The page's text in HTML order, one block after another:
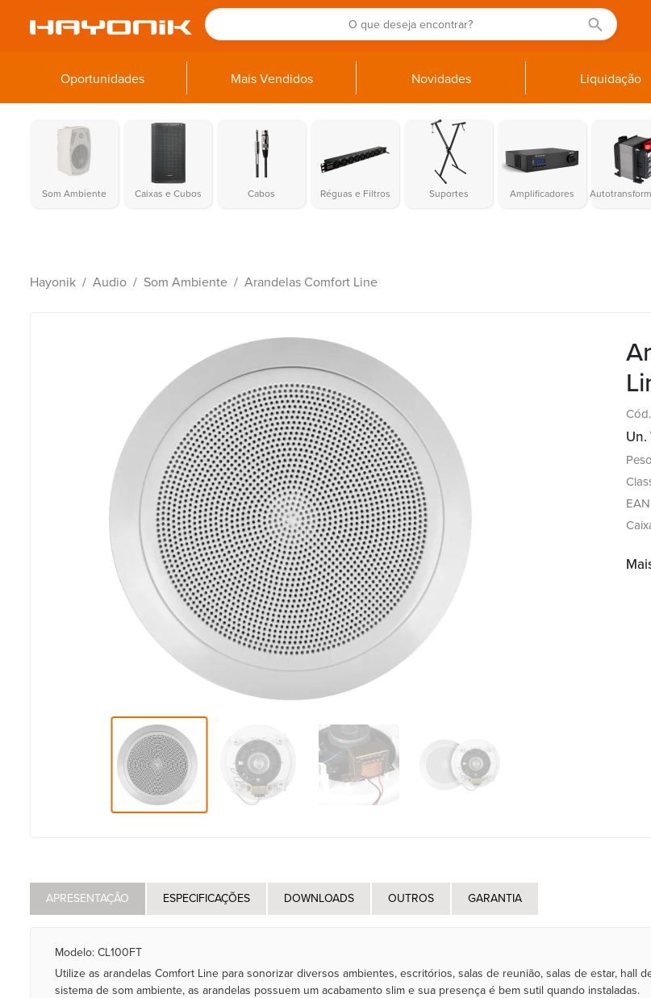
Oportunidades Mais Vendidos Novidades Liquidação
Som Ambiente Caixas e Cubos Cabos Réguas e Filtros Suportes Amplificadores
Hayonik Audio Som Ambiente Arandelas Comfort Line
Un.
APRESENTAÇÃO ESPECIFICAÇÕES DOWNLOADS OUTROS GARANTIA
Modelo: CL100FT
Utilize as arandelas Comfort Line para sonorizar diversos ambientes, escritórios, salas de reunião, salas de estar, hall
sistema de som ambiente, as arandelas possuem um acabamento slim e sua presença é bem sutil quando instaladas.